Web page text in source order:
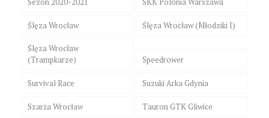
Ślęza Wrocław Ślęza Wrocław (Młodziki I)
Ślęza Wrocław
(Trampkarze)
Speedrower
Survival Race Suzuki Arka Gdynia
Szarża Wrocław Tauron GTK Gliwice